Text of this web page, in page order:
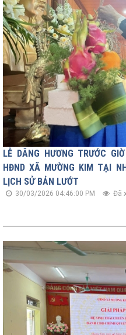
LỄ DÂNG HƯƠNG TRƯỚC
HĐND XÃ MƯỜNG KIM TẠI
LỊCH SỬ BẢN LƯỚT
30/03/2026 04:46:00 PM Đã